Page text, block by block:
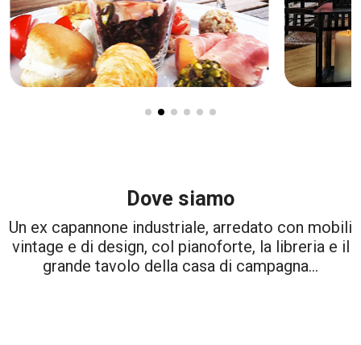
Dove siamo
Un ex capannone industriale, arredato con mobili
vintage e di design, col pianoforte, la libreria e il
grande tavolo della casa di campagna…